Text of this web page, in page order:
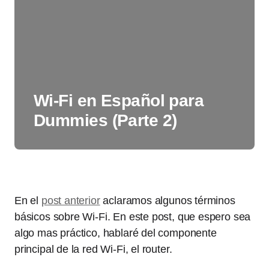
Wi-Fi en Español para
Dummies (Parte 2)
En el post anterioraclaramos algunos términos
básicos sobre Wi-Fi. En este post, que espero sea
algo mas práctico, hablaré del componente
principal de la red Wi-Fi, el router.